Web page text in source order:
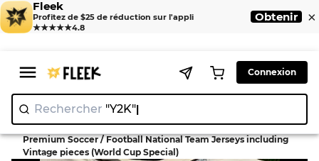
Fleek
Profitez de $25 de réduction sur l'appli
★★★★★4.8
Obtenir ×
Connexion
Rechercher "Y2K"
Home > T-Shirt >
Premium Soccer / Football National Team Jerseys including
Vintage pieces (World Cup Special)